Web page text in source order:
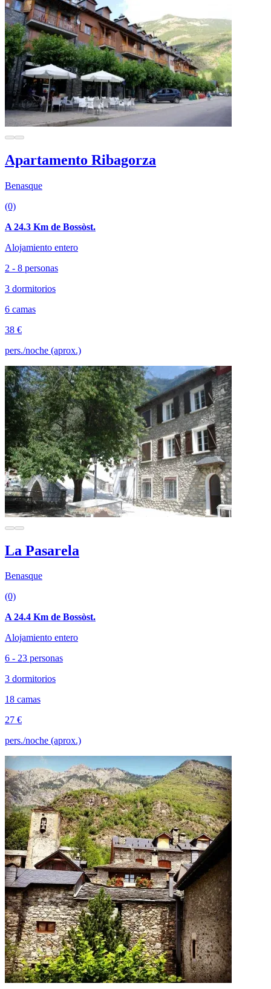
Apartamento Ribagorza
Benasque
(0)
A 24.3 Km de Bossòst.
Alojamiento entero
2 - 8 personas
3 dormitorios
6 camas
38 €
pers./noche (aprox.)
La Pasarela
Benasque
(0)
A 24.4 Km de Bossòst.
Alojamiento entero
6 - 23 personas
3 dormitorios
18 camas
27 €
pers./noche (aprox.)